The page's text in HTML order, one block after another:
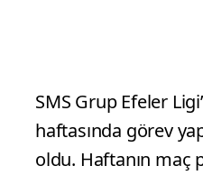
SMS Grup Efeler
haftasında görev
oldu. Haftanın maç